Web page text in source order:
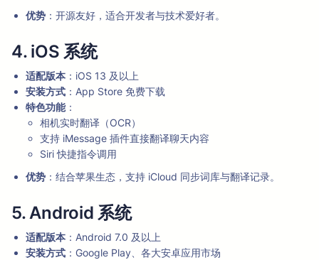
优势 ：开源友好，适合开发者与技术爱好者。
4. iOS 系统
适配版本 ：iOS 13 及以上
安装方式 ：App Store 免费下载
特色功能：
相机实时翻译（OCR）
支持 iMessage 插件直接翻译聊天内容
Siri 快捷指令调用
优势 ：结合苹果生态，支持 iCloud 同步词库与翻译记录。
5. Android 系统
适配版本 ：Android 7.0 及以上
安装方式 ：Google Play、各大安卓应用市场